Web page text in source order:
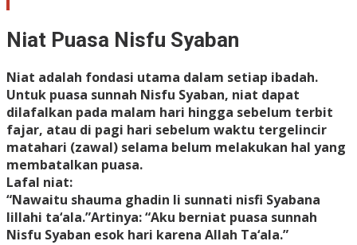
Niat Puasa Nisfu Syaban
Niat adalah fondasi utama dalam setiap ibadah.
Untuk puasa sunnah Nisfu Syaban, niat dapat
dilafalkan pada malam hari hingga sebelum terbit
fajar, atau di pagi hari sebelum waktu tergelincir
matahari (zawal) selama belum melakukan hal yang
membatalkan puasa.
Lafal niat:
“Nawaitu shauma ghadin li sunnati nisfi Syabana
lillahi ta‘ala.”Artinya: “Aku berniat puasa sunnah
Nisfu Syaban esok hari karena Allah Ta‘ala.”